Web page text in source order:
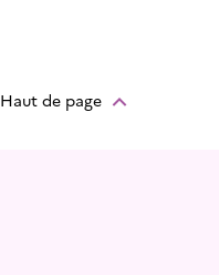
Haut de page